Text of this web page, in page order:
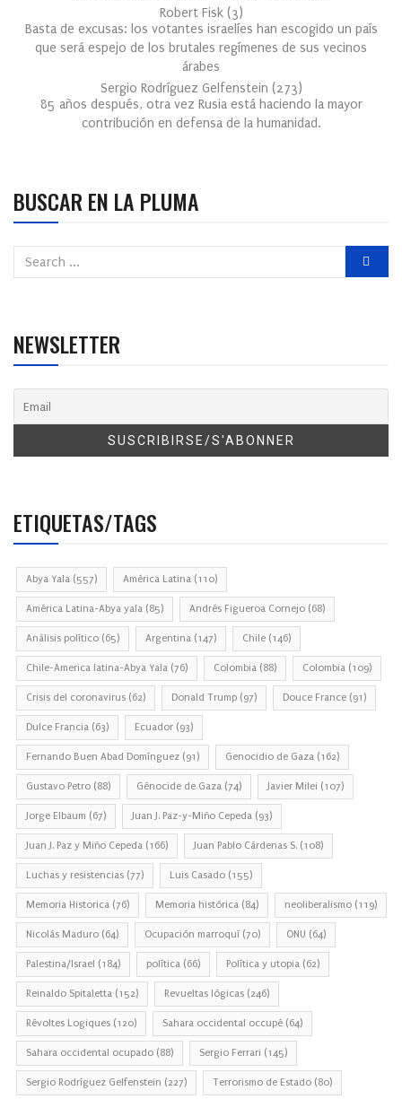
Robert Fisk (3)
Basta de excusas: los votantes israelíes han escogido un país
que será espejo de los brutales regímenes de sus vecinos
árabes
Sergio Rodríguez Gelfenstein (273)
85 años después, otra vez Rusia está haciendo la mayor
contribución en defensa de la humanidad.
BUSCAR EN LA PLUMA
NEWSLETTER
ETIQUETAS/TAGS
Abya Yala (557) América Latina (110)
América Latina-Abya yala (85) Andrés Figueroa Cornejo (68)
Análisis político (65) Argentina (147) Chile (146)
Chile-America latina-Abya Yala (76) Colombia (88) Colombia (109)
Crisis del coronavirus (62) Donald Trump (97) Douce France (91)
Dulce Francia (63) Ecuador (93)
Fernando Buen Abad Domínguez (91) Genocidio de Gaza (162)
Gustavo Petro (88) Génocide de Gaza (74) Javier Milei (107)
Jorge Elbaum (67) Juan J. Paz-y-Miño Cepeda (93)
Juan J. Paz y Miño Cepeda (166) Juan Pablo Cárdenas S. (108)
Luchas y resistencias (77) Luis Casado (155)
Memoria Historica (76) Memoria histórica (84) neoliberalismo (119)
Nicolás Maduro (64) Ocupación marroquí (70) ONU (64)
Palestina/Israel (184) política (66) Política y utopia (62)
Reinaldo Spitaletta (152) Revueltas lógicas (246)
Révoltes Logiques (120) Sahara occidental occupé (64)
Sahara occidental ocupado (88) Sergio Ferrari (145)
Sergio Rodríguez Gelfenstein (227) Terrorismo de Estado (80)